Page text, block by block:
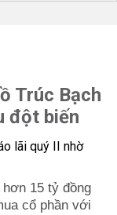
Trúc Bạch
đột biến
15 tỷ đồng
cổ phần với